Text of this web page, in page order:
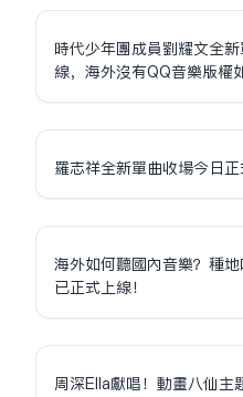
時代少年團成員劉耀文全
線，海外沒有QQ音樂版權
羅志祥全新單曲收場今日
海外如何聽國內音樂？種
已正式上線！
周深Ella獻唱！動畫八仙主